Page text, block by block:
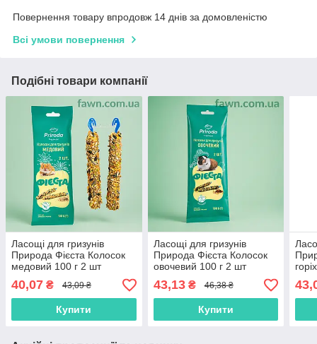
Повернення товару впродовж 14 днів за домовленістю
Всі умови повернення
Подібні товари компанії
Ласощі для гризунів
Природа Фієста Колосок
медовий 100 г 2 шт
40,07 ₴ 43,09 ₴
Купити
Ласощі для гризунів
Природа Фієста Колосок
овочевий 100 г 2 шт
43,13₴ 46,38 ₴
Купити